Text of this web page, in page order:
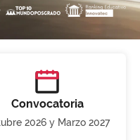
Convocatoria
2026 y Marzo 2027